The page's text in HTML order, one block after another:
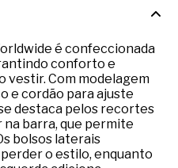
é confeccionada
conforto e
vestir. Com modelagem
e cordão para ajuste
destaca pelos recortes
barra, que permite
bolsos laterais
o estilo, enquanto